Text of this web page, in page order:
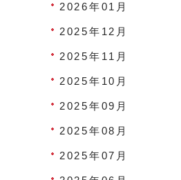
2026年01月
2025年12月
2025年11月
2025年10月
2025年09月
2025年08月
2025年07月